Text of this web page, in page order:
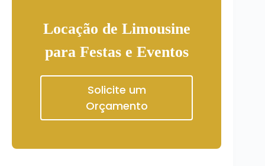
Locação de Limousine
para Festas e Eventos
Solicite um
Orçamento